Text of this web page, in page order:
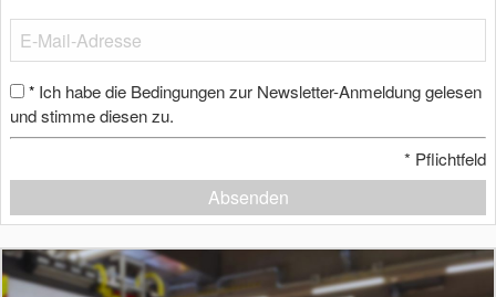
* Ich habe die Bedingungen zur Newsletter-Anmeldung gelesen
und stimme diesen zu.
* Pflichtfeld
Absenden